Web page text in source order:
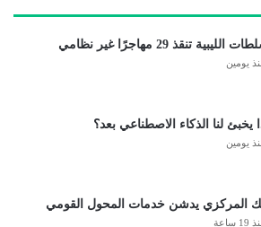
الليبية تنقذ 29 مهاجرًا غير نظامي
يومين
يخبئ لنا الذكاء الاصطناعي بعد؟
يومين
المركزي يدشن خدمات المحول القومي
ساعة